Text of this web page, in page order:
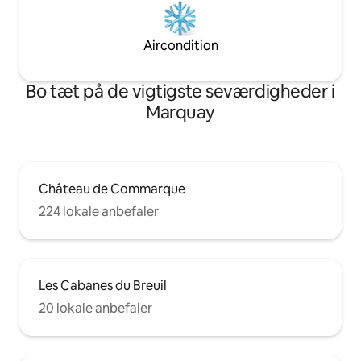
Aircondition
Bo tæt på de vigtigste seværdigheder i
Marquay
Château de Commarque
224 lokale anbefaler
Les Cabanes du Breuil
20 lokale anbefaler